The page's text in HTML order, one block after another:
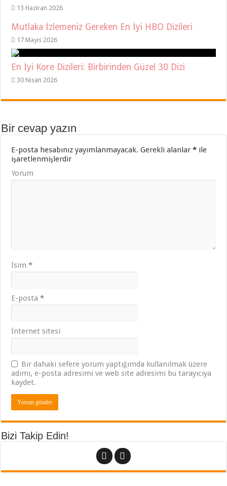
13 Haziran 2026
Mutlaka İzlemeniz Gereken En İyi HBO Dizileri
17 Mayıs 2026
En İyi Kore Dizileri: Birbirinden Güzel 30 Dizi
30 Nisan 2026
Bir cevap yazın
E-posta hesabınız yayımlanmayacak. Gerekli alanlar* ile
işaretlenmişlerdir
Yorum
İsim*
E-posta*
İnternet sitesi
Bir dahaki sefere yorum yaptığımda kullanılmak üzere
adımı, e-posta adresimi ve web site adresimi bu tarayıcıya
kaydet.
Bizi Takip Edin!